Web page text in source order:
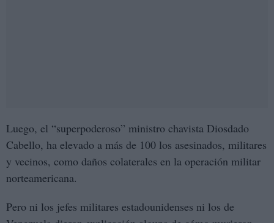
Luego, el “superpoderoso” ministro chavista Diosdado
Cabello, ha elevado a más de 100 los asesinados, militares
y vecinos, como daños colaterales en la operación militar
norteamericana.
Pero ni los jefes militares estadounidenses ni los de